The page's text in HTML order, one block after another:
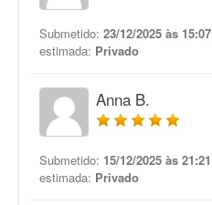
Submetido: 23/12/2025 às 15:07
estimada: Privado
Anna B.
Submetido: 15/12/2025 às 21:21
estimada: Privado